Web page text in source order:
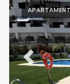
Previous